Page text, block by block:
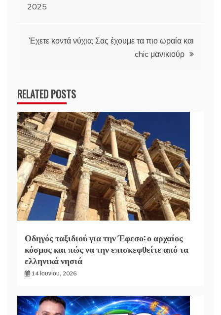
άρθρων
2025
Έχετε κοντά νύχια; Σας έχουμε τα πιο ωραία και
chic μανικιούρ
RELATED POSTS
Οδηγός ταξιδιού για την Έφεσο: ο αρχαίος
κόσμος και πώς να την επισκεφθείτε από τα
ελληνικά νησιά
14 Ιουνίου, 2026